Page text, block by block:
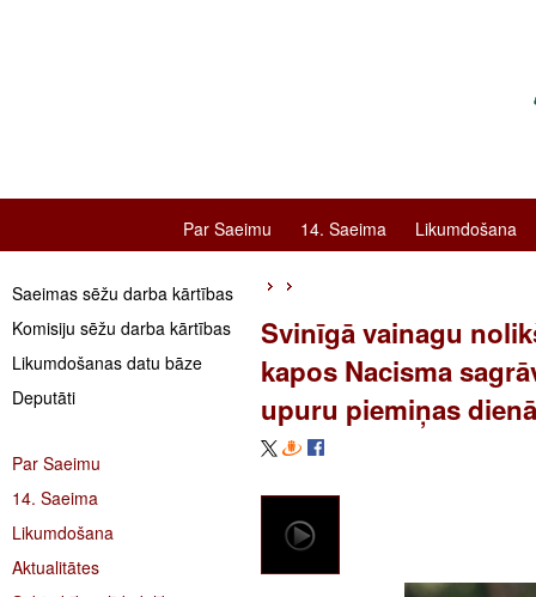
Par Saeimu 14. Saeima Likumdošana
Saeimas sēžu darba kārtības
Komisiju sēžu darba kārtības
Likumdošanas datu bāze
Deputāti
Par Saeimu
14. Saeima
Likumdošana
Aktualitātes
Svinīgā vainagu
kapos Nacisma
upuru piemiņas dienā